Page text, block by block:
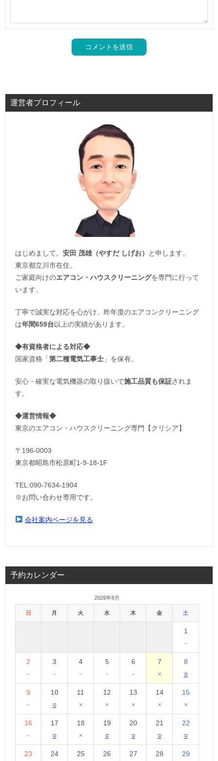
運営者プロフィール
はじめまして。 安田 茂雄（やすだ しげお）
と申します。
東京都立川市在住。
ご家庭向けのエアコン・ハウスクリーニングを専門に行って
います。
丁寧で誠実な対応を心がけ、昨年度のエアコンクリーニング
は年間659台以上の実績があります。
◆有資格者による対応◆
国家資格「第二種電気工事士 」を保有。
安心・確実な電気機器の取り扱いで施工品質も保証されま
す。
◆運営情報◆
東京のエアコン・ハウスクリーニング専門【クリシア】
〒196-0003
東京都昭島市松原町1-9‐18‐1F
TEL:090-7634-1904
※お問い合わせ専用です。
会社案内ページを見る
予約カレンダー
2026年8月
日 月 火 水 木 金 土
1
－
2
－
3
－
4
－
5
－
6
－
7
×
8
○
9
－
10
○
11
×
12
×
13
×
14
×
15
×
16
－
17
○
18
×
19
○
20
○
21
○
22
○
23
24
25
26
27
28
29